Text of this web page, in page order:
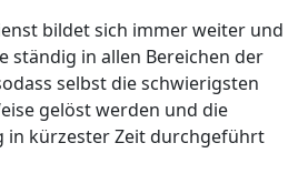
bildet sich immer weiter und
ständig in allen Bereichen der
selbst die schwierigsten
gelöst werden und die
in kürzester Zeit durchgeführt